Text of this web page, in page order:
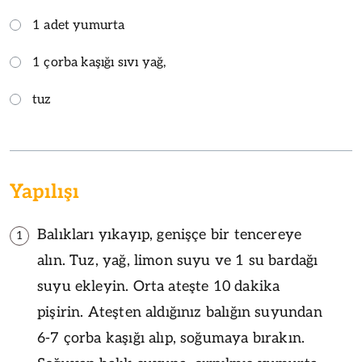
1 adet yumurta
1 çorba kaşığı sıvı yağ,
tuz
Yapılışı
1
Balıkları yıkayıp, genişçe bir tencereye
alın. Tuz, yağ, limon suyu ve 1 su bardağı
suyu ekleyin. Orta ateşte 10 dakika
pişirin. Ateşten aldığınız balığın suyundan
6-7 çorba kaşığı alıp, soğumaya bırakın.